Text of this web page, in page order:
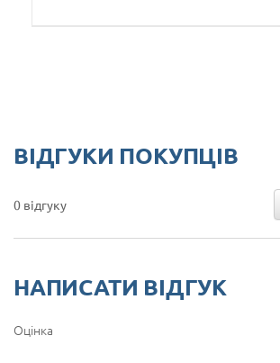
ВІДГУКИ ПОКУПЦІВ
0 відгуку
НАПИСАТИ ВІДГУК
Оцінка